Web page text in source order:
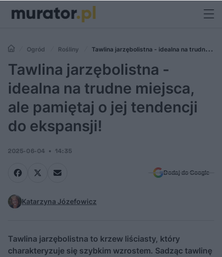
Ogród Rośliny
Tawlina jarzębolistna - idealna na trudne
miejsca, ale pamiętaj o jej tendencji do ekspansji!
Tawlina jarzębolistna -
idealna na trudne miejsca,
ale pamiętaj o jej tendencji
do ekspansji!
2025-06-04 14:35
Dodaj do Google
Katarzyna Józefowicz
Tawlina jarzębolistna to krzew liściasty, który
charakteryzuje się szybkim wzrostem. Sadząc tawlinę